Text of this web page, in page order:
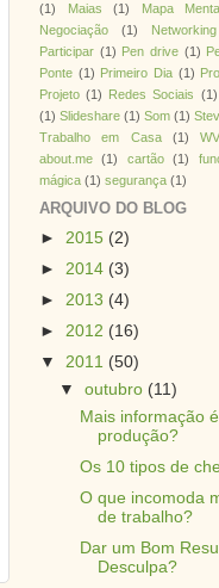
(1)
Maias (1) Mapa Mental
Negociação
(1) Networking
Participar (1) Pen drive (1)
Ponte (1) Primeiro Dia (1)
Projeto (1) Redes Sociais (1)
(1) Slideshare (1) Som (1)
Trabalho em Casa
(1)
about.me
(1) cartão (1)
mágica (1) segurança (1)
ARQUIVO DO BLOG
► 2015 (2)
► 2014 (3)
► 2013 (4)
► 2012 (16)
▼ 2011 (50)
▼outubro (11)
Mais informação
produção?
Os 10 tipos de
O que incomoda
de trabalho?
Dar um Bom
Desculpa?